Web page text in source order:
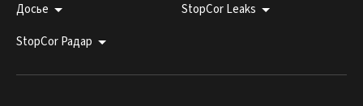
Досье
StopCor Leaks
StopCor Радар